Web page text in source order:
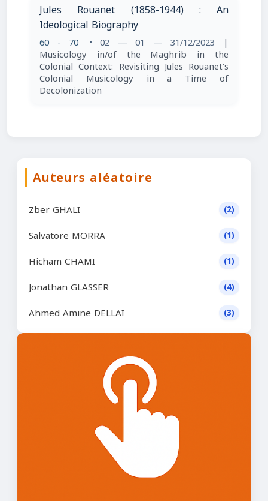
Jules Rouanet (1858-1944) : An
Ideological Biography
60 - 70 • 02 — 01 — 31/12/2023 |
Musicology in/of the Maghrib in the
Colonial Context: Revisiting Jules Rouanet’s
Colonial Musicology in a Time of
Decolonization
Auteurs aléatoire
Zber GHALI (2)
Salvatore MORRA (1)
Hicham CHAMI (1)
Jonathan GLASSER (4)
Ahmed Amine DELLAI (3)